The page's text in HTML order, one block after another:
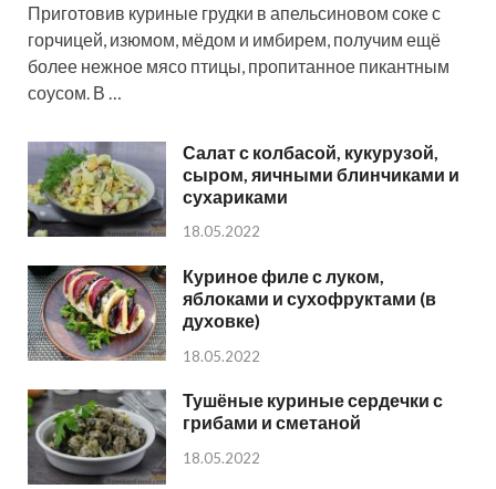
Приготовив куриные грудки в апельсиновом соке с
горчицей, изюмом, мёдом и имбирем, получим ещё
более нежное мясо птицы, пропитанное пикантным
соусом. В …
Салат с колбасой, кукурузой,
сыром, яичными блинчиками и
сухариками
18.05.2022
Куриное филе с луком,
яблоками и сухофруктами (в
духовке)
18.05.2022
Тушёные куриные сердечки с
грибами и сметаной
18.05.2022